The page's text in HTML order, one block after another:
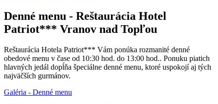
Denné menu - Reštaurácia Hotel
Patriot*** Vranov nad Topľou
Reštaurácia Hotela Patriot*** Vám ponúka rozmanité denné
obedové menu v čase od 10:30 hod. do 13:00 hod.. Ponuku piatich
hlavných jedál dopĺňa špeciálne denné menu, ktoré uspokojí aj tých
najväčších gurmánov.
Galéria - Denné menu